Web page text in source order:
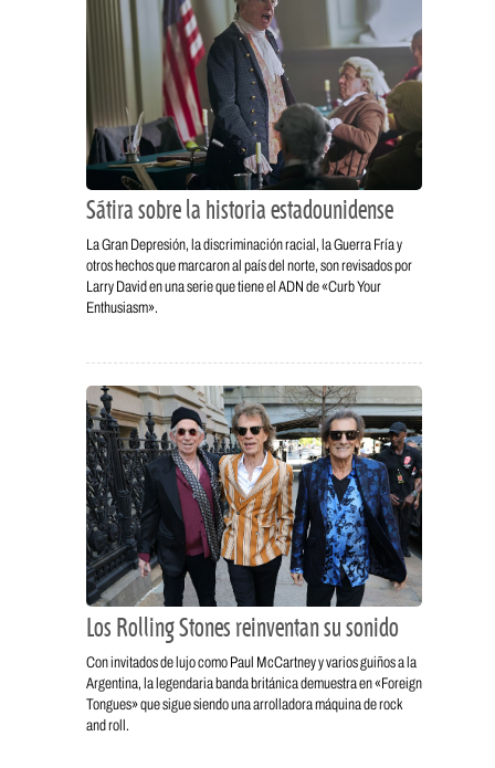
Sátira sobre la historia estadounidense
La Gran Depresión, la discriminación racial, la Guerra Fría y
otros hechos que marcaron al país del norte, son revisados por
Larry David en una serie que tiene el ADN de «Curb Your
Enthusiasm».
Los Rolling Stones reinventan su sonido
Con invitados de lujo como Paul McCartney y varios guiños a la
Argentina, la legendaria banda británica demuestra en «Foreign
Tongues» que sigue siendo una arrolladora máquina de rock
and roll.